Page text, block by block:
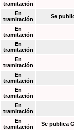
tramitación
En
tramitación
Se
En
tramitación
En
tramitación
En
tramitación
En
tramitación
En
tramitación
En
tramitación
En
tramitación
Se publica